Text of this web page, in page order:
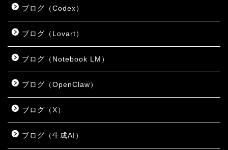
ブログ（Codex）
ブログ（Lovart）
ブログ（Notebook LM）
ブログ（OpenClaw）
ブログ（X）
ブログ（生成AI）